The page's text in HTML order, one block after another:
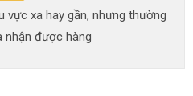
vực xa hay gần, nhưng thường
nhận được hàng